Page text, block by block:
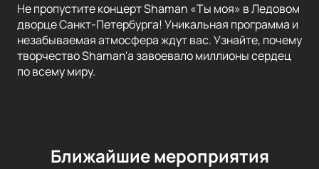
Не пропустите концерт Shaman «Ты моя» в Ледовом
дворце Санкт-Петербурга! Уникальная программа и
незабываемая атмосфера ждут вас. Узнайте, почему
творчество Shaman'a завоевало миллионы сердец
по всему миру.
Ближайшие мероприятия